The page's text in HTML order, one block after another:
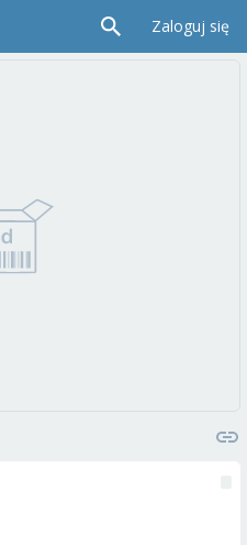
Zaloguj się